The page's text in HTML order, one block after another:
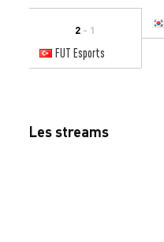
2 - 1
FUT Esports
Les streams